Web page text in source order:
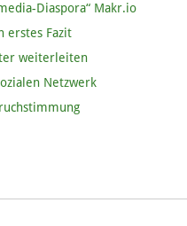
Diaspora“ Makr.io
erstes Fazit
weiterleiten
Netzwerk